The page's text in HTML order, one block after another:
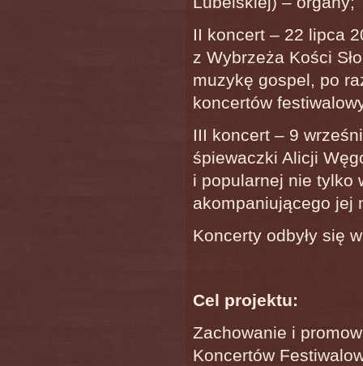
II koncert – 22 lipca
z Wybrzeża Kości
muzykę gospel, po
koncertów
III koncert – 9
śpiewaczki Alicji
i popularnej nie tylko
akompaniującego jej
Koncerty odbyły się
Cel projektu:
Zachowanie i
Koncertów